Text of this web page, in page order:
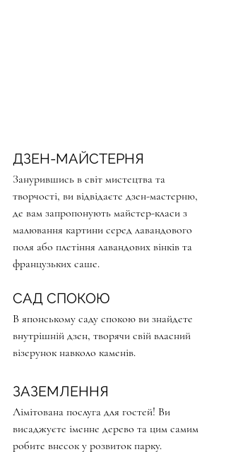
ДЗЕН-МАЙСТЕРНЯ
Занурившись в світ мистецтва та
творчості, ви відвідаєте дзен-мастерню,
де вам запропонують майстер-класи з
малювання картини серед лавандового
поля або плетіння лавандових вінків та
французьких саше.
САД СПОКОЮ
В японському саду спокою ви знайдете
внутрішній дзен, творячи свій власний
візерунок навколо каменів.
ЗАЗЕМЛЕННЯ
Лімітована послуга для гостей! Ви
висаджуєте іменне дерево та цим самим
робите внесок у розвиток парку.